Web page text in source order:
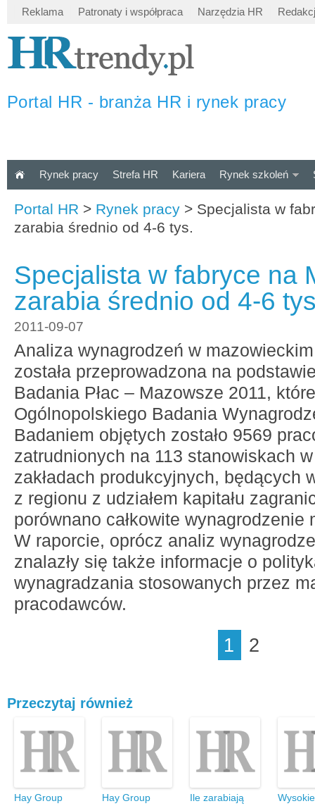
Reklama Patronaty i współpraca Narzędzia HR
Portal HR - branża HR i rynek pracy
Rynek pracy Strefa HR Kariera Rynek szkoleń
Portal HR > Rynek pracy > Specjalista w
zarabia średnio od 4-6 tys.
Specjalista w fabryce na
zarabia średnio od 4-6
2011-09-07
Analiza wynagrodzeń w
została przeprowadzona na
Badania Płac – Mazowsze 2011,
Ogólnopolskiego Badania
Badaniem objętych zostało 9569
zatrudnionych na 113 stanowiskach
zakładach produkcyjnych, będących
z regionu z udziałem kapitału
porównano całkowite wynagrodzenie
W raporcie, oprócz analiz
znalazły się także informacje o
wynagradzania stosowanych przez
pracodawców.
1 2
Przeczytaj również
Hay Group
Hay Group
Ile zarabiają
Wysokie